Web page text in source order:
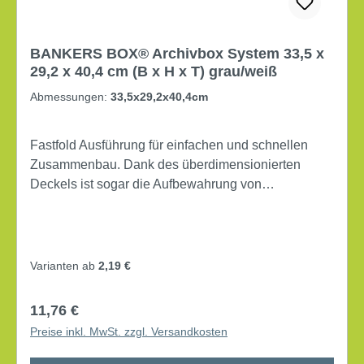
BANKERS BOX® Archivbox System 33,5 x
29,2 x 40,4 cm (B x H x T) grau/weiß
Abmessungen: 33,5x29,2x40,4cm
Fastfold Ausführung für einfachen und schnellen
Zusammenbau. Dank des überdimensionierten
Deckels ist sogar die Aufbewahrung von
DIN A4 mit Deckel mit Archivdruck Lieferung gefaltet
Varianten ab 2,19 €
Regulärer Preis:
11,76 €
Preise inkl. MwSt. zzgl. Versandkosten